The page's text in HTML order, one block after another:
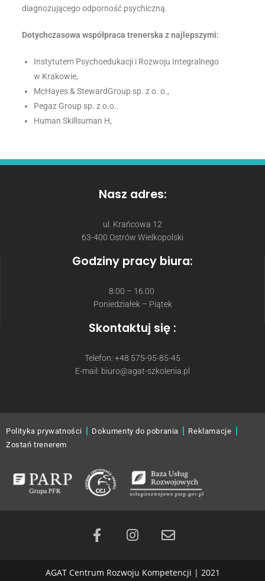
diagnozującego odporność psychiczną.
Dotychczasowa współpraca trenerska z najlepszymi:
Instytutem Psychoedukacji i Rozwoju Integralnego
w Krakowie,
McHayes & StewardGroup sp. z o. o.,
Pegaz Group sp. z o.o..
Human Skillsuman H,
Nasz adres:
ul. Krańcowa 12
63-400 Ostrów Wielkopolski
Godziny pracy biura:
8:00 – 16.00
Poniedziałek – Piątek
Skontaktuj się :
Telefon: +48 575-95-85-45
E-mail: biuro@agat-szkolenia.pl
Polityka prywatności Dokumenty do pobrania
Reklamacje
Zostań trenerem
AGAT Centrum Rozwoju Kompetencji | 2021